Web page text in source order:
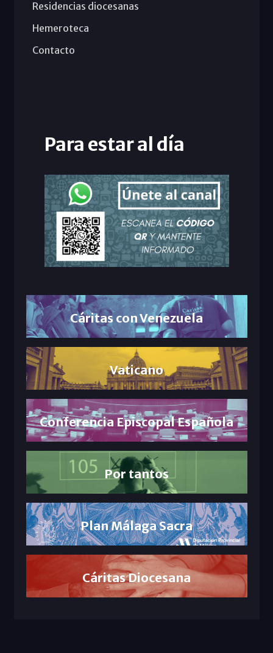
Residencias diocesanas
Hemeroteca
Contacto
Para estar al día
Cáritas con Venezuela
Vaticano
Conferencia Episcopal Española
Por tantos
Plan Málaga Sacra
Cáritas Diocesana